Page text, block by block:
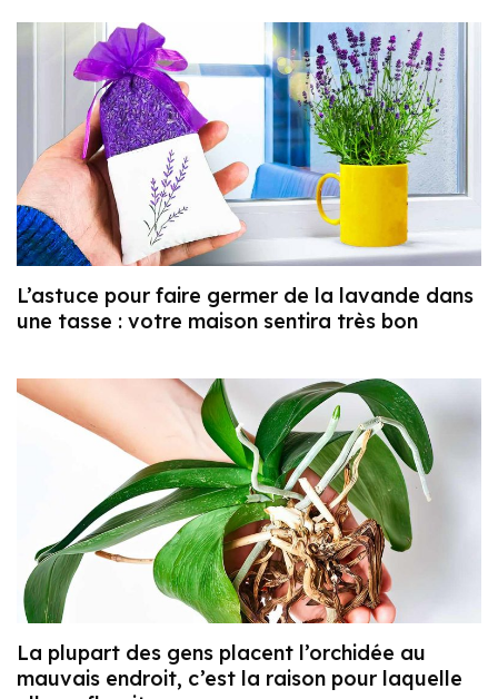
L’astuce pour faire germer de la lavande dans
une tasse : votre maison sentira très bon
La plupart des gens placent l’orchidée au
mauvais endroit, c’est la raison pour laquelle